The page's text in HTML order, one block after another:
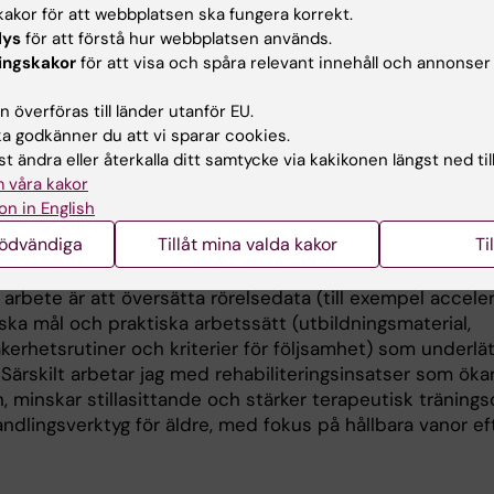
forskningslinje inom forskningsgruppen för åldrande,
med inriktning mot klinisk epidemiologi inom åldrande
Jag har lett och medverkat i konkurrensutsatta
PROFIT, IMAGINE, DIALCAT och +AGIL, samt samarbetat
kring skörhet, multikomponentträning,
inklusive bidrag till internationella
medlem i Special Interest Group inom geriatrisk
Society och är styrelseledamot (vokal) i
Spanish Association of Physiotherapists.
är att översätta rörelsedata (till exempel
mål och praktiska arbetssätt (utbildningsmaterial,
och kriterier för följsamhet) som
arbetar jag med rehabiliteringsinsatser som
minskar stillasittande och stärker terapeutisk
för äldre, med fokus på hållbara vanor
för att webbplatsen ska fungera korrekt.
för att förstå hur webbplatsen används.
för att visa och spåra relevant innehåll och
överföras till länder utanför EU.
godkänner du att vi sparar cookies.
ändra eller återkalla ditt samtycke via kakikonen längst ned
våra kakor
in English
Tillåt mina valda kakor